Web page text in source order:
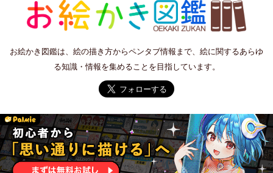
お絵かき図鑑は、絵の描き方からペンタブ情報まで、絵に関するあらゆ
る知識・情報を集めることを目指しています。